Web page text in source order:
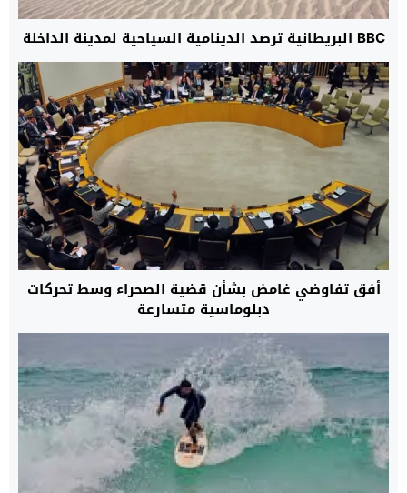
BBC البريطانية ترصد الدينامية السياحية لمدينة الداخلة
أفق تفاوضي غامض بشأن قضية الصحراء وسط تحركات
دبلوماسية متسارعة